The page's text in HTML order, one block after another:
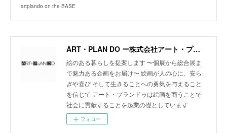
artplando on the BASE
ART・PLAN DO ー株式会社アート・プランドゥー
絵のある暮らしを提案します 〜個展から総合展ま
で魅力ある企画をお届け〜 絵画が人の心に、安ら
ぎや喜び そして生きることへの勇気を与えること
を信じて アート・プランドゥは絵画を商うことで
社会に貢献することを起業の礎としています
フォロー